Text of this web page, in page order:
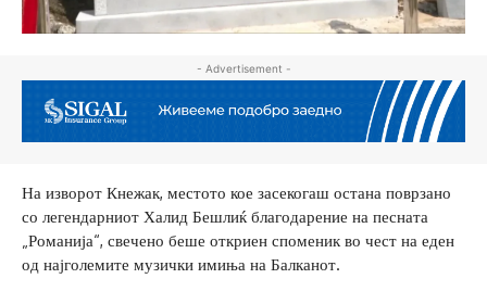
- Advertisement -
На изворот Кнежак, местото кое засекогаш остана поврзано
со легендарниот Халид Бешлиќ благодарение на песната
„Романија“, свечено беше откриен споменик во чест на еден
од најголемите музички имиња на Балканот.